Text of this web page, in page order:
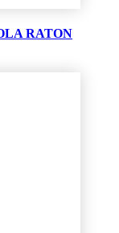
RATON